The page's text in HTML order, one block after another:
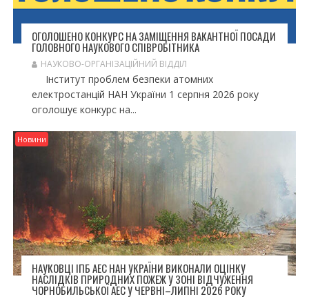
В
ОГОЛОШЕНО КОНКУРС НА ЗАМІЩЕННЯ ВАКАНТНОЇ ПОСАДИ
ГОЛОВНОГО НАУКОВОГО СПІВРОБІТНИКА
НАУКОВО-ОРГАНІЗАЦІЙНИЙ ВІДДІЛ
Інститут проблем безпеки атомних
електростанцій НАН України 1 серпня 2026 року
оголошує конкурс на...
Новини
НАУКОВЦІ ІПБ АЕС НАН УКРАЇНИ ВИКОНАЛИ ОЦІНКУ
НАСЛІДКІВ ПРИРОДНИХ ПОЖЕЖ У ЗОНІ ВІДЧУЖЕННЯ
ЧОРНОБИЛЬСЬКОЇ АЕС У ЧЕРВНІ–ЛИПНІ 2026 РОКУ